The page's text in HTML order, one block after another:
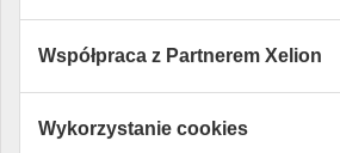
Współpraca z Partnerem Xelion
Wykorzystanie cookies